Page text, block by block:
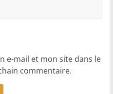
e-mail et mon site dans le
commentaire.